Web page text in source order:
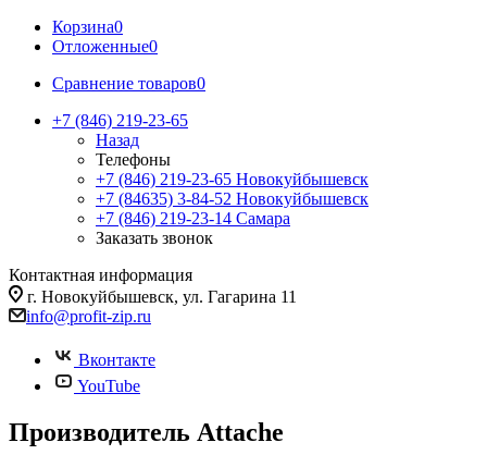
Корзина0
Отложенные0
Сравнение товаров0
+7 (846) 219-23-65
Назад
Телефоны
+7 (846) 219-23-65 Новокуйбышевск
+7 (84635) 3-84-52 Новокуйбышевск
+7 (846) 219-23-14 Самара
Заказать звонок
Контактная информация
г. Новокуйбышевск, ул. Гагарина 11
info@profit-zip.ru
Вконтакте
YouTube
Производитель Attache